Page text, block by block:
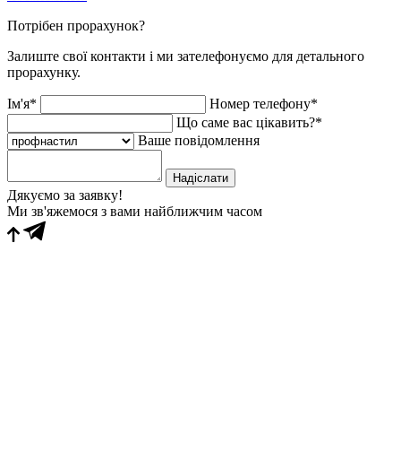
Потрібен прорахунок?
Залиште свої контакти і ми зателефонуємо для детального
прорахунку.
Ім'я*
Номер телефону*
Що саме вас цікавить?*
Ваше повідомлення
Надіслати
Дякуємо за заявку!
Ми зв'яжемося з вами найближчим часом